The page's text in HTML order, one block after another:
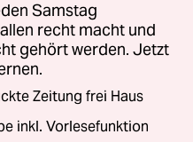
Samstag
recht macht und
gehört werden. Jetzt
Zeitung frei Haus
inkl. Vorlesefunktion